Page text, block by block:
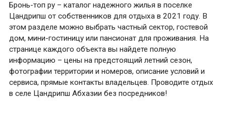
Бронь-топ ру – каталог надежного жилья в поселке
Цандрипш от собственников для отдыха в 2021 году. В
этом разделе можно выбрать частный сектор, гостевой
дом, мини-гостиницу или пансионат для проживания. На
странице каждого объекта вы найдете полную
информацию – цены на предстоящий летний сезон,
фотографии территории и номеров, описание условий и
сервиса, прямые контакты владельцев. Проводите отдых
в селе Цандрипш Абхазии без посредников!